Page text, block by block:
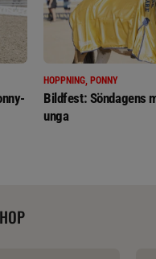
HOPPNING, PONNY
Bildfest: Söndagens
unga